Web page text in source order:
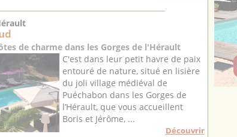
de charme dans les Gorges de l'Hérault
C'est dans leur petit havre de paix
entouré de nature, situé en lisière
du joli village médiéval de
Puéchabon dans les Gorges de
l’Hérault, que vous accueillent
Boris et Jérôme, ...
Découvrir